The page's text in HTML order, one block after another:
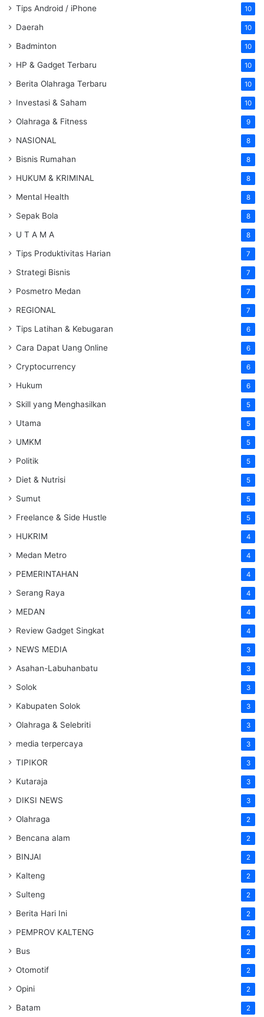
Tips Android / iPhone 10
Daerah 10
Badminton 10
HP & Gadget Terbaru 10
Berita Olahraga Terbaru 10
Investasi & Saham 10
Olahraga & Fitness 9
NASIONAL 8
Bisnis Rumahan 8
HUKUM & KRIMINAL 8
Mental Health 8
Sepak Bola 8
U T A M A 8
Tips Produktivitas Harian 7
Strategi Bisnis 7
Posmetro Medan 7
REGIONAL 7
Tips Latihan & Kebugaran 6
Cara Dapat Uang Online 6
Cryptocurrency 6
Hukum 6
Skill yang Menghasilkan 5
Utama 5
UMKM 5
Politik 5
Diet & Nutrisi 5
Sumut 5
Freelance & Side Hustle 5
HUKRIM 4
Medan Metro 4
PEMERINTAHAN 4
Serang Raya 4
MEDAN 4
Review Gadget Singkat 4
NEWS MEDIA 3
Asahan-Labuhanbatu 3
Solok 3
Kabupaten Solok 3
Olahraga & Selebriti 3
media terpercaya 3
TIPIKOR 3
Kutaraja 3
DIKSI NEWS 3
Olahraga 2
Bencana alam 2
BINJAI 2
Kalteng 2
Sulteng 2
Berita Hari Ini 2
PEMPROV KALTENG 2
Bus 2
Otomotif 2
Opini 2
Batam 2